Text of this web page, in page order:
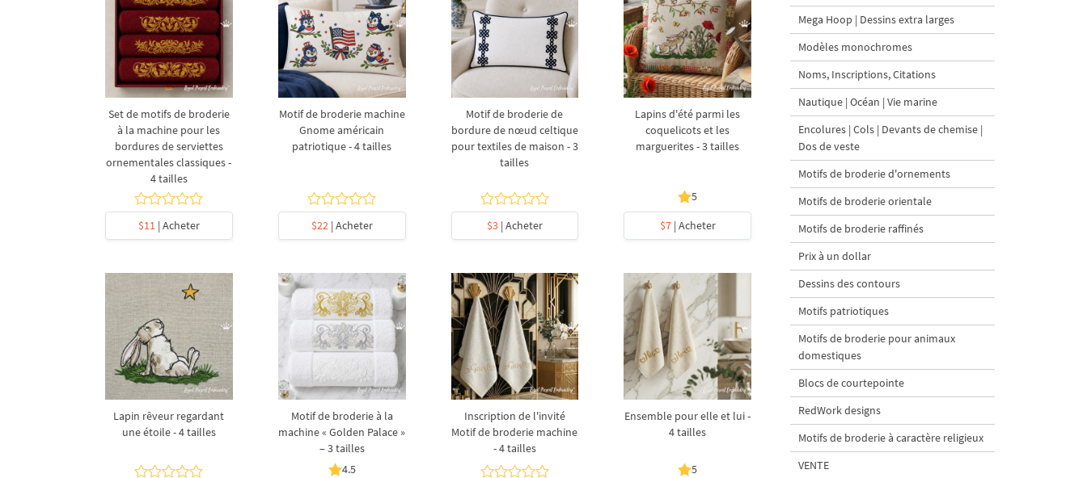
Set de motifs de broderie
à la machine pour les
bordures de serviettes
ornementales classiques -
4 tailles
$11 | Acheter
Motif de broderie machine
Gnome américain
patriotique - 4 tailles
$22 | Acheter
Motif de broderie de
bordure de nœud celtique
pour textiles de maison - 3
tailles
$3| Acheter
Lapins d'été parmi les
coquelicots et les
marguerites - 3 tailles
5
$7| Acheter
Lapin rêveur regardant
une étoile - 4 tailles
Motif de broderie à la
machine « Golden Palace »
– 3 tailles
4.5
Inscription de l'invité
Motif de broderie machine
- 4 tailles
Ensemble pour elle et lui -
4 tailles
5
Mega Hoop | Dessins extra larges
Modèles monochromes
Noms, Inscriptions, Citations
Nautique | Océan | Vie marine
Encolures | Cols | Devants de chemise |
Dos de veste
Motifs de broderie d'ornements
Motifs de broderie orientale
Motifs de broderie raffinés
Prix à un dollar
Dessins des contours
Motifs patriotiques
Motifs de broderie pour animaux
domestiques
Blocs de courtepointe
RedWork designs
Motifs de broderie à caractère religieux
VENTE